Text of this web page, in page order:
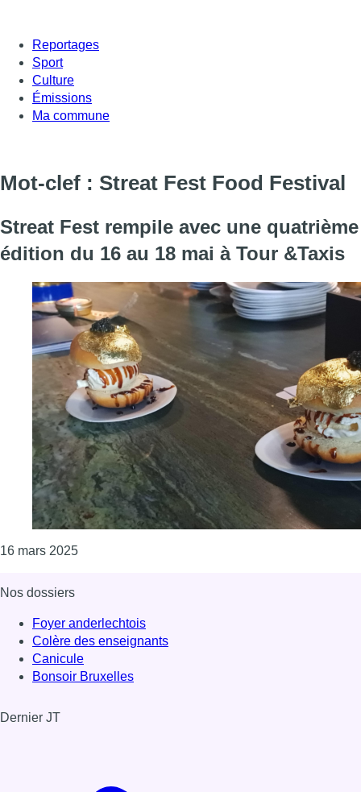
Reportages
Sport
Culture
Émissions
Ma commune
Mot-clef : Streat Fest Food Festival
Streat Fest rempile avec une quatrième
édition du 16 au 18 mai à Tour &Taxis
16 mars 2025Consulter l'article "Streat Fest rempile avec une
Nos dossiers
Foyer anderlechtois
Colère des enseignants
Canicule
Bonsoir Bruxelles
Dernier JT